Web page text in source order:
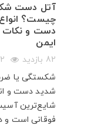
آتل دست
چیست؟
دست و نکات
ایمن
82 بازدید 2
شکستگی یا
شدید دست و
شایع‌ترین
فوقانی است و